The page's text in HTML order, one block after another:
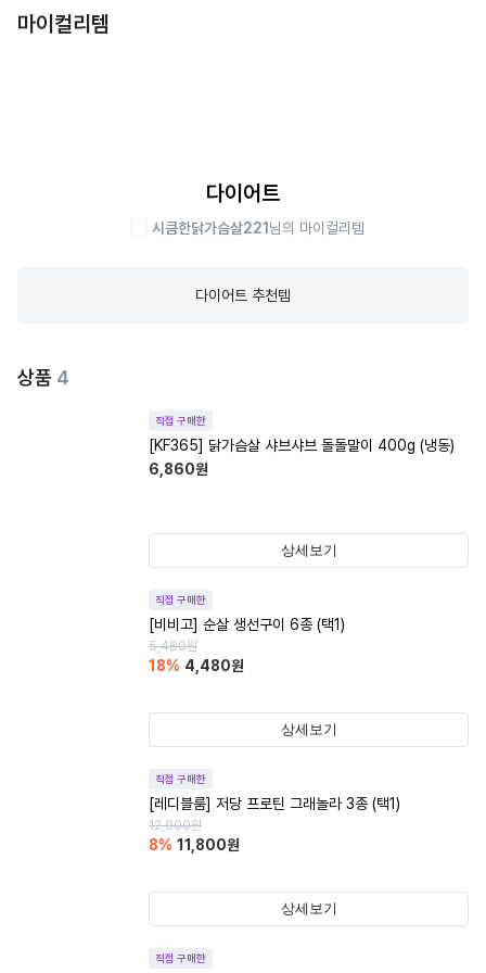
마이컬리템
다이어트
시큼한닭가슴살221 님의 마이컬리템
다이어트 추천템
상품 4
직접 구매한
[KF365] 닭가슴살 샤브샤브 돌돌말이 400g (냉동)
6,860원
상세보기
직접 구매한
[비비고] 순살 생선구이 6종 (택1)
5,480원
18% 4,480원
상세보기
직접 구매한
[레디블룸] 저당 프로틴 그래놀라 3종 (택1)
12,900원
8% 11,800원
상세보기
직접 구매한